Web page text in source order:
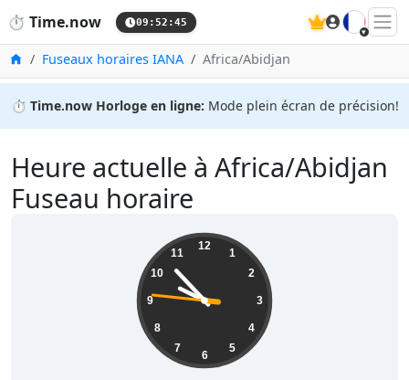
⏱️ Time.now 09:52:46 🇫🇷
Accueil
Fuseaux horaires IANA Africa/Abidjan
⏱️ Time.now Horloge en ligne: Mode plein écran de précision!
Heure actuelle à Africa/Abidjan
Fuseau horaire
12
1
2
3
4
5
6
7
8
9
10
11